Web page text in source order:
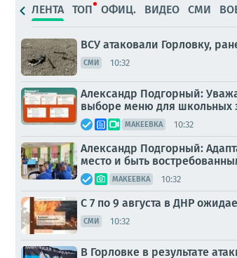
ЛЕНТА ТОП ОФИЦ. ВИДЕО СМИ
ВСУ атаковали Горловку,
СМИ 10:32
Александр Подгорный:
выборе меню для школьных
МАКЕЕВКА 10:32
Александр Подгорный:
место и быть
МАКЕЕВКА 10:32
С 7 по 9 августа в ДНР
СМИ 10:32
В Горловке в результате